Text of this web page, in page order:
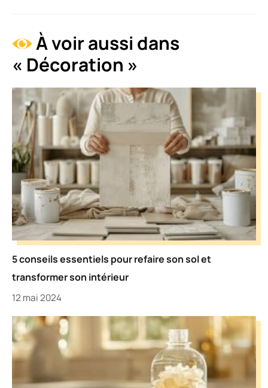
À voir aussi dans
« Décoration »
5 conseils essentiels pour refaire son sol et
transformer son intérieur
12 mai 2024